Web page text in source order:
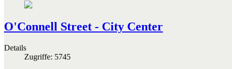
O'Connell Street - City Center
Details
Zugriffe: 5745